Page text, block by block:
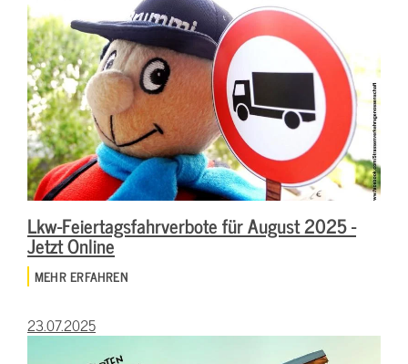
Lkw-Feiertagsfahrverbote für August 2025 -
Jetzt Online
MEHR ERFAHREN
23.07.2025